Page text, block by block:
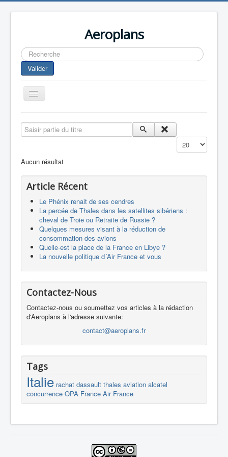
Aeroplans
Rechercher
Valider
Toggle
Navigation
Aviation Commerciale
Europespace
Drones
Saisir partie du titre
Affichage #
Aucun résultat
Article Récent
Le Phénix renait de ses cendres
La percée de Thales dans les satellites sibériens :
cheval de Troie ou Retraite de Russie ?
Quelques mesures visant à la réduction de
consommation des avions
Quelle-est la place de la France en Libye ?
La nouvelle politique d´Air France et vous
Contactez-Nous
Contactez-nous ou soumettez vos articles à la rédaction
d'Aeroplans à l'adresse suivante:
contact@aeroplans.fr
Tags
Italie rachat dassault thales aviation alcatel
concurrence OPA France Air France